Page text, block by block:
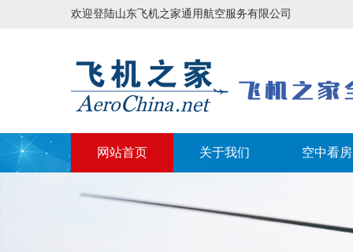
欢迎登陆山东飞机之家通用航空服务有限公司
网站首页 关于我们 空中看房